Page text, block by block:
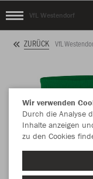
VfL Westendorf
ZURÜCK VfL
Wir verwenden
Durch die Analyse
Inhalte anzeigen
zu den Cookies